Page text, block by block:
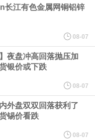
罚款。该方案显示，美国、以色
兹海峡；与以色列有关的军用和
对“抵抗阵线”行动的船只或货物也
地时间8月6日作出裁决，社交媒
Instagram）”的母公司美
长江有色金属网铜铝锌
08-07
夜盘冲高回落抛压加
银价或下跌
08-07
外盘双双回落获利了
锡价看跌
08-07